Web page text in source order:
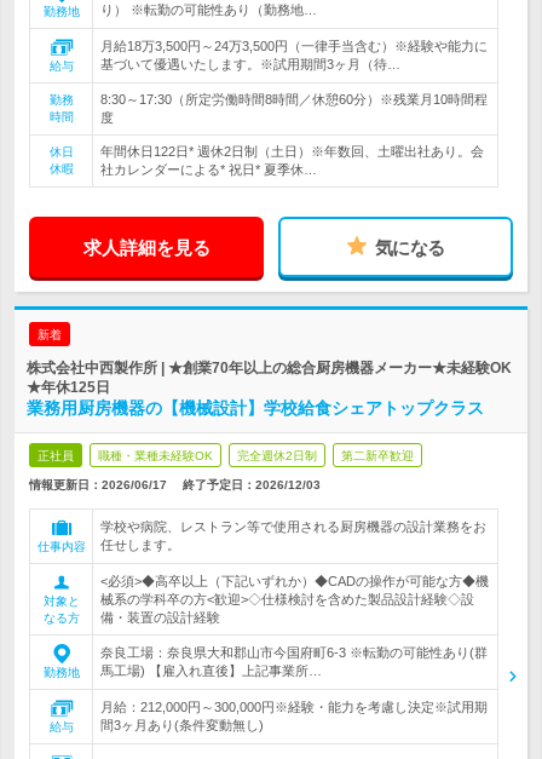
勤務地
り） ※転勤の可能性あり（勤務地…
給与
月給18万3,500円～24万3,500円（一律手当含む）※経験や能力に
基づいて優遇いたします。※試用期間3ヶ月（待…
勤務
時間
8:30～17:30（所定労働時間8時間／休憩60分）※残業月10時間程
度
休日
休暇
年間休日122日* 週休2日制（土日）※年数回、土曜出社あり。会
社カレンダーによる* 祝日* 夏季休…
求人詳細を見る 気になる
新着
株式会社中西製作所 | ★創業70年以上の総合厨房機器メーカー★未経験OK
★年休125日
業務用厨房機器の【機械設計】学校給食シェアトップクラス
正社員 職種・業種未経験OK 完全週休2日制 第二新卒歓迎
情報更新日：2026/06/17 終了予定日： 2026/12/03
仕事内容
学校や病院、レストラン等で使用される厨房機器の設計業務をお
任せします。
対象と
なる方
<必須>◆高卒以上（下記いずれか）◆CADの操作が可能な方◆機
械系の学科卒の方<歓迎>◇仕様検討を含めた製品設計経験◇設
備・装置の設計経験
勤務地
奈良工場：奈良県大和郡山市今国府町6-3 ※転勤の可能性あり(群
馬工場) 【雇入れ直後】上記事業所…
給与
月給：212,000円～300,000円※経験・能力を考慮し決定※試用期
間3ヶ月あり(条件変動無し)